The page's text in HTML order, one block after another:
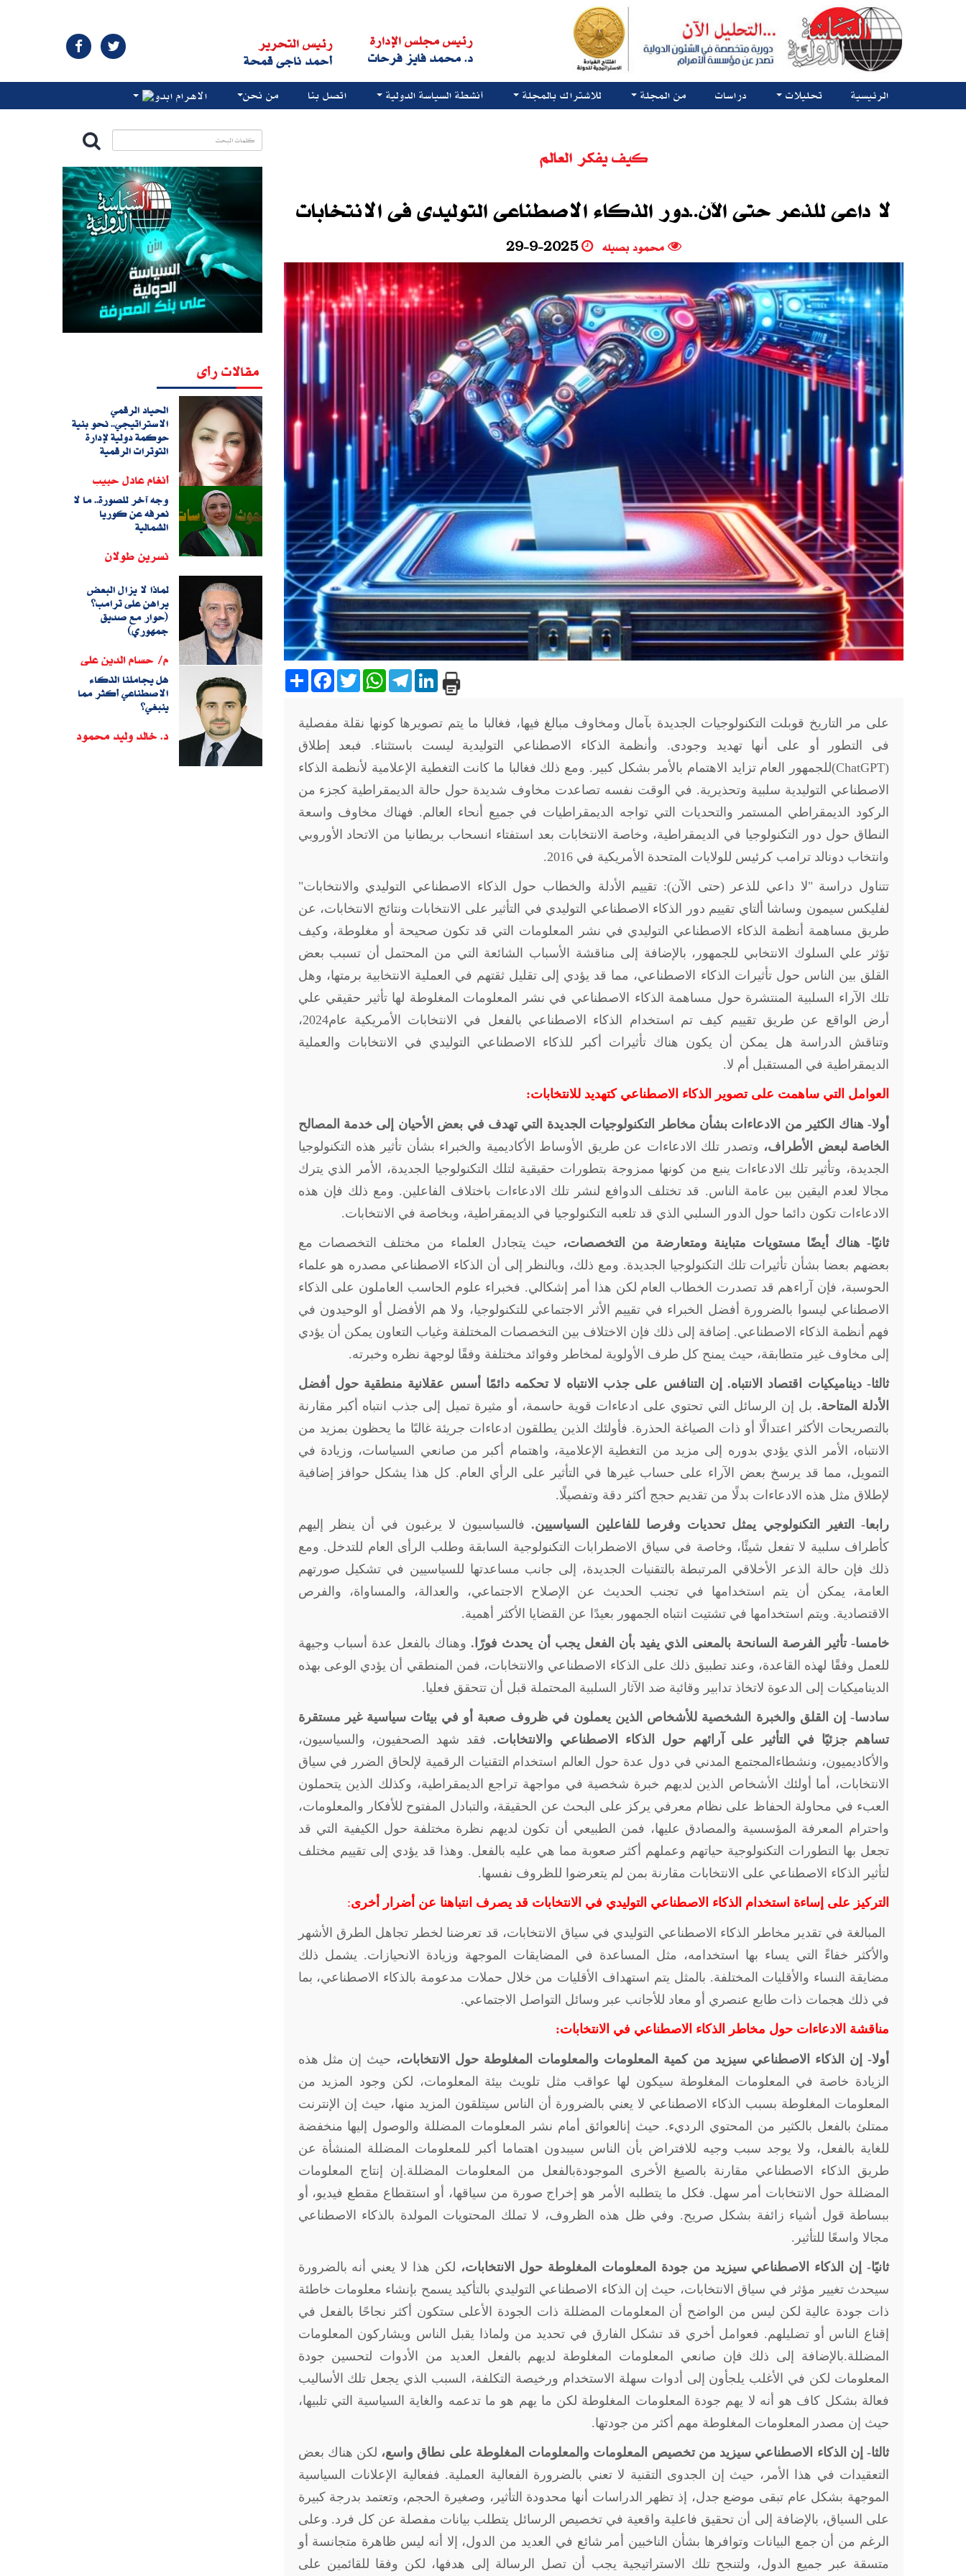
رئيس مجلس الإدارة
د. محمد فايز فرحات
رئيس التحرير
أحمد ناجى قمحة
الرئيسية تحليلات دراسات من المجلة للاشتراك بالمجلة أنشطة السياسة الدولية اتصل بنا من نحن الاهرام ابدو
كيف يفكر العالم
لا داعى للذعر حتى الآن..دور الذكاء الاصطناعى التوليدى فى الانتخابات
محمود بصيله 29-9-2025
ShareFacebook
TwitterWhatsAppTelegramLinkedIn
على مر التاريخ قوبلت التكنولوجيات الجديدة بآمال ومخاوف مبالغ فيها، فغالبا ما يتم تصويرها كونها نقلة مفصلية
فى التطور أو على أنها تهديد وجودى. وأنظمة الذكاء الاصطناعي التوليدية ليست باستثناء. فبعد إطلاق
(ChatGPT)للجمهور العام تزايد الاهتمام بالأمر بشكل كبير. ومع ذلك فغالبا ما كانت التغطية الإعلامية لأنظمة الذكاء
الاصطناعي التوليدية سلبية وتحذيرية. في الوقت نفسه تصاعدت مخاوف شديدة حول حالة الديمقراطية كجزء من
الركود الديمقراطي المستمر والتحديات التي تواجه الديمقراطيات في جميع أنحاء العالم. فهناك مخاوف واسعة
النطاق حول دور التكنولوجيا في الديمقراطية، وخاصة الانتخابات بعد استفتاء انسحاب بريطانيا من الاتحاد الأوروبي
وانتخاب دونالد ترامب كرئيس للولايات المتحدة الأمريكية في 2016.
تتناول دراسة "لا داعي للذعر (حتى الآن): تقييم الأدلة والخطاب حول الذكاء الاصطناعي التوليدي والانتخابات"
لفليكس سيمون وساشا ألتاي تقييم دور الذكاء الاصطناعي التوليدي في التأثير على الانتخابات ونتائج الانتخابات، عن
طريق مساهمة أنظمة الذكاء الاصطناعي التوليدي في نشر المعلومات التي قد تكون صحيحة أو مغلوطة، وكيف
تؤثر علي السلوك الانتخابي للجمهور، بالإضافة إلى مناقشة الأسباب الشائعة التي من المحتمل أن تسبب بعض
القلق بين الناس حول تأثيرات الذكاء الاصطناعي، مما قد يؤدي إلى تقليل ثقتهم في العملية الانتخابية برمتها، وهل
تلك الآراء السلبية المنتشرة حول مساهمة الذكاء الاصطناعي في نشر المعلومات المغلوطة لها تأثير حقيقي علي
أرض الواقع عن طريق تقييم كيف تم استخدام الذكاء الاصطناعي بالفعل في الانتخابات الأمريكية عام2024،
وتناقش الدراسة هل يمكن أن يكون هناك تأثيرات أكبر للذكاء الاصطناعي التوليدي في الانتخابات والعملية
الديمقراطية في المستقبل أم لا.
العوامل التي ساهمت علىتصوير الذكاء الاصطناعي كتهديد للانتخابات:
أولا- هناك الكثير من الادعاءات بشأن مخاطر التكنولوجيات الجديدة التي تهدف في بعض الأحيان إلى خدمة المصالح
الخاصة لبعض الأطراف، وتصدر تلك الادعاءات عن طريق الأوساط الأكاديمية والخبراء بشأن تأثير هذه التكنولوجيا
الجديدة، وتأثير تلك الادعاءات ينبع من كونها ممزوجة بتطورات حقيقية لتلك التكنولوجيا الجديدة، الأمر الذي يترك
مجالا لعدم اليقين بين عامة الناس. قد تختلف الدوافع لنشر تلك الادعاءات باختلاف الفاعلين. ومع ذلك فإن هذه
الادعاءات تكون دائما حول الدور السلبي الذي قد تلعبه التكنولوجيا في الديمقراطية، وبخاصة في الانتخابات.
ثانيًا- هناك أيضًا مستويات متباينة ومتعارضة من التخصصات، حيث يتجادل العلماء من مختلف التخصصات مع
بعضهم بعضا بشأن تأثيرات تلك التكنولوجيا الجديدة. ومع ذلك، وبالنظر إلى أن الذكاء الاصطناعي مصدره هو علماء
الحوسبة، فإن آراءهم قد تصدرت الخطاب العام لكن هذا أمر إشكالي. فخبراء علوم الحاسب العاملون على الذكاء
الاصطناعي ليسوا بالضرورة أفضل الخبراء في تقييم الأثر الاجتماعي للتكنولوجيا، ولا هم الأفضل أو الوحيدون في
فهم أنظمة الذكاء الاصطناعي. إضافة إلى ذلك فإن الاختلاف بين التخصصات المختلفة وغياب التعاون يمكن أن يؤدي
إلى مخاوف غير متطابقة، حيث يمنح كل طرف الأولوية لمخاطر وفوائد مختلفة وفقًا لوجهة نظره وخبرته.
ثالثا- ديناميكيات اقتصاد الانتباه. إن التنافس على جذب الانتباه لا تحكمه دائمًا أسس عقلانية منطقية حول أفضل
الأدلة المتاحة. بل إن الرسائل التي تحتوي على ادعاءات قوية حاسمة، أو مثيرة تميل إلى جذب انتباه أكبر مقارنة
بالتصريحات الأكثر اعتدالًا أو ذات الصياغة الحذرة. فأولئك الذين يطلقون ادعاءات جريئة غالبًا ما يحظون بمزيد من
الانتباه، الأمر الذي يؤدي بدوره إلى مزيد من التغطية الإعلامية، واهتمام أكبر من صانعي السياسات، وزيادة في
التمويل، مما قد يرسخ بعض الآراء على حساب غيرها في التأثير على الرأي العام. كل هذا يشكل حوافز إضافية
لإطلاق مثل هذه الادعاءات بدلًا من تقديم حجج أكثر دقة وتفصيلًا.
رابعا- التغير التكنولوجي يمثل تحديات وفرصا للفاعلين السياسيين. فالسياسيون لا يرغبون في أن ينظر إليهم
كأطراف سلبية لا تفعل شيئًا، وخاصة في سياق الاضطرابات التكنولوجية السابقة وطلب الرأى العام للتدخل. ومع
ذلك فإن حالة الذعر الأخلاقي المرتبطة بالتقنيات الجديدة، إلى جانب مساعدتها للسياسيين في تشكيل صورتهم
العامة، يمكن أن يتم استخدامها في تجنب الحديث عن الإصلاح الاجتماعي، والعدالة، والمساواة، والفرص
الاقتصادية. ويتم استخدامها في تشتيت انتباه الجمهور بعيدًا عن القضايا الأكثر أهمية.
خامسا- تأثير الفرصة السانحة بالمعنى الذي يفيد بأن الفعل يجب أن يحدث فورًا. وهناك بالفعل عدة أسباب وجيهة
للعمل وفقًا لهذه القاعدة، وعند تطبيق ذلك على الذكاء الاصطناعي والانتخابات، فمن المنطقي أن يؤدي الوعى بهذه
الديناميكيات إلى الدعوة لاتخاذ تدابير وقائية ضد الآثار السلبية المحتملة قبل أن تتحقق فعليا.
سادسا- إن القلق والخبرة الشخصية للأشخاص الذين يعملون في ظروف صعبة أو في بيئات سياسية غير مستقرة
تساهم جزئيًا في التأثير على آرائهم حول الذكاء الاصطناعي والانتخابات.فقد شهد الصحفيون، والسياسيون،
والأكاديميون، ونشطاءالمجتمع المدني في دول عدة حول العالم استخدام التقنيات الرقمية لإلحاق الضرر في سياق
الانتخابات، أما أولئك الأشخاص الذين لديهم خبرة شخصية في مواجهة تراجع الديمقراطية، وكذلك الذين يتحملون
العبء في محاولة الحفاظ على نظام معرفي يركز على البحث عن الحقيقة، والتبادل المفتوح للأفكار والمعلومات،
واحترام المعرفة المؤسسية والمصادق عليها، فمن الطبيعي أن تكون لديهم نظرة مختلفة حول الكيفية التي قد
تجعل بها التطورات التكنولوجية حياتهم وعملهم أكثر صعوبة مما هي عليه بالفعل. وهذا قد يؤدي إلى تقييم مختلف
لتأثير الذكاء الاصطناعي على الانتخابات مقارنة بمن لم يتعرضوا للظروف نفسها.
التركيز على إساءة استخدام الذكاء الاصطناعي التوليدي في الانتخابات قد يصرف انتباهنا عن أضرار أخرى:
المبالغة في تقدير مخاطر الذكاء الاصطناعي التوليدي في سياق الانتخابات، قد تعرضنا لخطر تجاهل الطرق الأشهر
والأكثر خفاءً التي يساء بها استخدامه، مثل المساعدة في المضايقات الموجهة وزيادة الانحيازات. يشمل ذلك
مضايقة النساء والأقليات المختلفة. بالمثل يتم استهداف الأقليات من خلال حملات مدعومة بالذكاء الاصطناعي، بما
في ذلك هجمات ذات طابع عنصري أو معاد للأجانب عبر وسائل التواصل الاجتماعي.
مناقشة الادعاءات حول مخاطر الذكاء الاصطناعي في الانتخابات:
أولا- إن الذكاء الاصطناعي سيزيد من كمية المعلومات والمعلومات المغلوطة حول الانتخابات، حيث إن مثل هذه
الزيادة خاصة في المعلومات المغلوطة سيكون لها عواقب مثل تلويث بيئة المعلومات، لكن وجود المزيد من
المعلومات المغلوطة بسبب الذكاء الاصطناعي لا يعني بالضرورة أن الناس سيتلقون المزيد منها، حيث إن الإنترنت
ممتلئ بالفعل بالكثير من المحتوي الرديء. حيث إنالعوائق أمام نشر المعلومات المضللة والوصول إليها منخفضة
للغاية بالفعل، ولا يوجد سبب وجيه للافتراض بأن الناس سيبدون اهتماما أكبر للمعلومات المضللة المنشأة عن
طريق الذكاء الاصطناعي مقارنة بالصيغ الأخرى الموجودةبالفعل من المعلومات المضللة.إن إنتاج المعلومات
المضللة حول الانتخابات أمر سهل. فكل ما يتطلبه الأمر هو إخراج صورة من سياقها، أو استقطاع مقطع فيديو، أو
ببساطة قول أشياء زائفة بشكل صريح. وفي ظل هذه الظروف، لا تملك المحتويات المولدة بالذكاء الاصطناعي
مجالا واسعًا للتأثير .
ثانيًا- إن الذكاء الاصطناعي سيزيد من جودة المعلومات المغلوطة حول الانتخابات، لكن هذا لا يعني أنه بالضرورة
سيحدث تغيير مؤثر في سياق الانتخابات، حيث إن الذكاء الاصطناعي التوليدي بالتأكيد يسمح بإنشاء معلومات خاطئة
ذات جودة عالية لكن ليس من الواضح أن المعلومات المضللة ذات الجودة الأعلى ستكون أكثر نجاحًا بالفعل في
إقناع الناس أو تضليلهم. فعوامل أخري قد تشكل الفارق في تحديد من ولماذا يقبل الناس ويشاركون المعلومات
المضللة.بالإضافة إلى ذلك فإن صانعي المعلومات المغلوطة لديهم بالفعل العديد من الأدوات لتحسين جودة
المعلومات لكن في الأغلب يلجأون إلى أدوات سهلة الاستخدام ورخيصة التكلفة، السبب الذي يجعل تلك الأساليب
فعالة بشكل كاف هو أنه لا يهم جودة المعلومات المغلوطة لكن ما يهم هو ما تدعمه والغاية السياسية التي تلبيها،
حيث إن مصدر المعلومات المغلوطة مهم أكثر من جودتها.
ثالثا- إن الذكاء الاصطناعي سيزيد من تخصيص المعلومات والمعلومات المغلوطة على نطاق واسع، لكن هناك بعض
التعقيدات في هذا الأمر، حيث إن الجدوى التقنية لا تعني بالضرورة الفعالية العملية. ففعالية الإعلانات السياسية
الموجهة بشكل عام تبقى موضع جدل، إذ تظهر الدراسات أنها محدودة التأثير، وصغيرة الحجم، وتعتمد بدرجة كبيرة
على السياق، بالإضافة إلى أن تحقيق فاعلية واقعية في تخصيص الرسائل يتطلب بيانات مفصلة عن كل فرد. وعلى
الرغم من أن جمع البيانات وتوافرها بشأن الناخبين أمر شائع في العديد من الدول، إلا أنه ليس ظاهرة متجانسة أو
متسقة عبر جميع الدول، ولتنجح تلك الاستراتيجية يجب أن تصل الرسالة إلى هدفها، لكن وفقا للقائمين على
مقالات رأى
الحياد الرقمي
الاستراتيجي.. نحو بنية
حوكمة دولية لإدارة
التوترات الرقمية
أنغام عادل حبيب
وجه آخر للصورة.. ما لا
نعرفه عن كوريا
الشمالية
نسرين طولان
لماذا لا يزال البعض
يراهن على ترامب؟
(حوار مع صديق
جمهوري)
م/ حسام الدين على
هل يجاملنا الذكاء
الاصطناعي أكثر مما
ينبغي؟
د. خالد وليد محمود